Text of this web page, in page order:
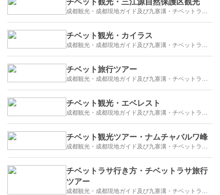
チベット観光・カイラス
チベット旅行ツアー
チベット観光・エベレスト
チベット観光ツアー・ナムチャバルワ峰
チベットラサ行き方・チベットラサ旅行
ツアー